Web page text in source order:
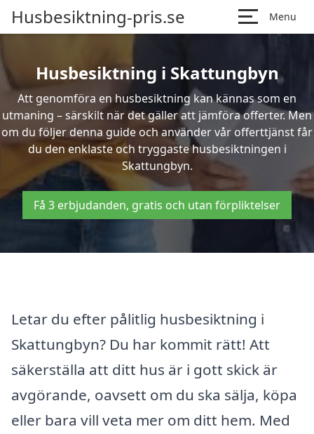
Husbesiktning-pris.se Menu
Husbesiktning i Skattungbyn
Att genomföra en husbesiktning kan kännas som en
utmaning – särskilt när det gäller att jämföra offerter. Men
om du följer denna guide och använder vår offerttjänst får
du den enklaste och tryggaste husbesiktningen i
Skattungbyn.
Få 3 erbjudanden, gratis och utan förpliktelser
Letar du efter pålitlig husbesiktning i
Skattungbyn? Du har kommit rätt! Att
säkerställa att ditt hus är i gott skick är
avgörande, oavsett om du ska sälja, köpa
eller bara vill veta mer om ditt hem. Med